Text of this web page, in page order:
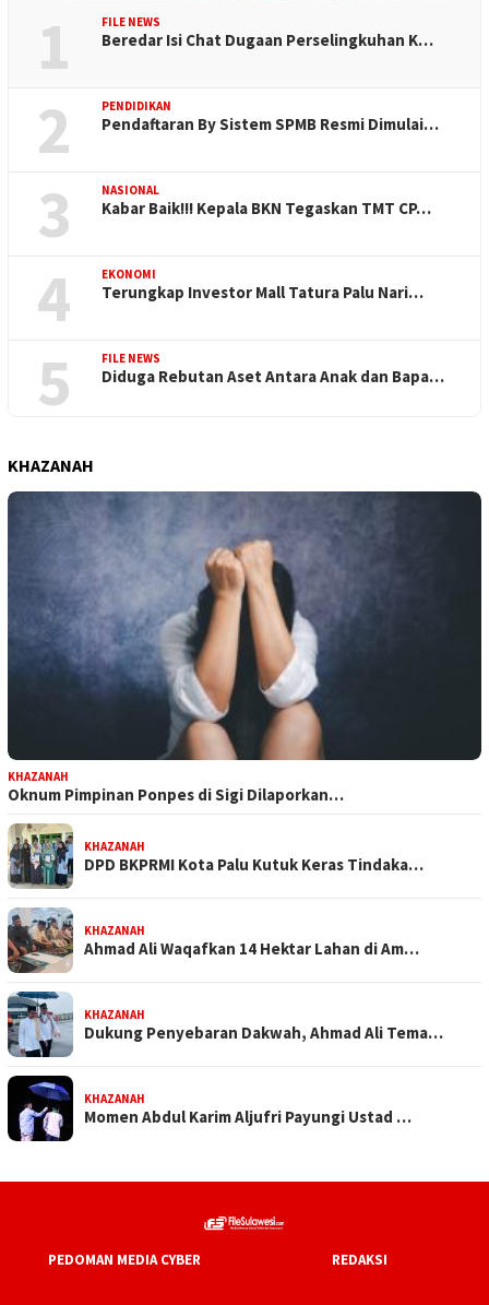
1 FILE NEWS
Beredar Isi Chat Dugaan Perselingkuhan K…
2 PENDIDIKAN
Pendaftaran By Sistem SPMB Resmi Dimulai…
3 NASIONAL
Kabar Baik!!! Kepala BKN Tegaskan TMT CP…
4 EKONOMI
Terungkap Investor Mall Tatura Palu Nari…
5 FILE NEWS
Diduga Rebutan Aset Antara Anak dan Bapa…
KHAZANAH
KHAZANAH
Oknum Pimpinan Ponpes di Sigi Dilaporkan…
KHAZANAH
DPD BKPRMI Kota Palu Kutuk Keras Tindaka…
KHAZANAH
Ahmad Ali Waqafkan 14 Hektar Lahan di Am…
KHAZANAH
Dukung Penyebaran Dakwah, Ahmad Ali Tema…
KHAZANAH
Momen Abdul Karim Aljufri Payungi Ustad …
PEDOMAN MEDIA CYBER REDAKSI